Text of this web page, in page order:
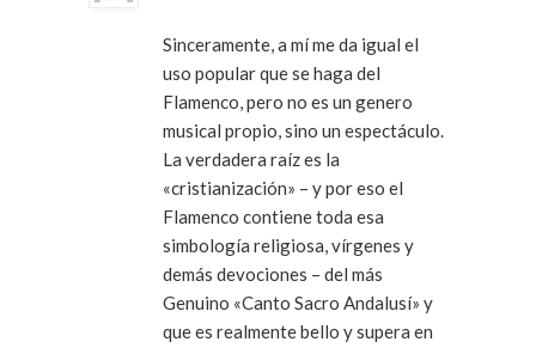
Sinceramente, a mí me da igual el
uso popular que se haga del
Flamenco, pero no es un genero
musical propio, sino un espectáculo.
La verdadera raíz es la
«cristianización» – y por eso el
Flamenco contiene toda esa
simbología religiosa, vírgenes y
demás devociones – del más
Genuino «Canto Sacro Andalusí» y
que es realmente bello y supera en